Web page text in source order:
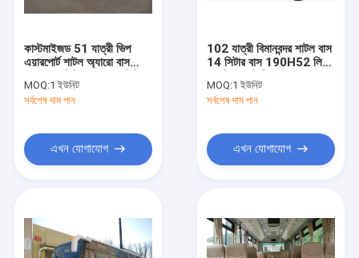
কাস্টমাইজড 51 যাত্রী ভিপ
এয়ারপোর্ট শাটল অ্যারো বাস
3170 মিমি
MOQ:1 ইউনিট
সর্বশেষ দাম পান
এখন যোগাযোগ
102 যাত্রী বিমানবন্দর শাটল বাস
14 সিটার বাস 190H52 লিড
MOQ:1 ইউনিট
সর্বশেষ দাম পান
এখন যোগাযোগ